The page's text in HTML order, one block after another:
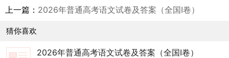
上一篇： 2026年普通高考语文试卷及答案（全国Ⅰ卷）
猜你喜欢
2026年普通高考语文试卷及答案（全国Ⅰ卷）